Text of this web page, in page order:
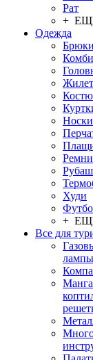
Рат
+
Одежда
Брюки
Носки
Ремни
Худи
+
Все для